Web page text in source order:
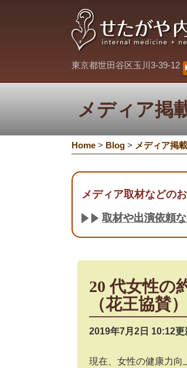
東京都世田谷区玉川3-39-12
メディア掲
Home > Blog > メディア掲
メディア取材などの
取材や出演依頼
20 代女性の
（花王協賛）
2019年7月2日 10:12更
現在、女性の健康力向